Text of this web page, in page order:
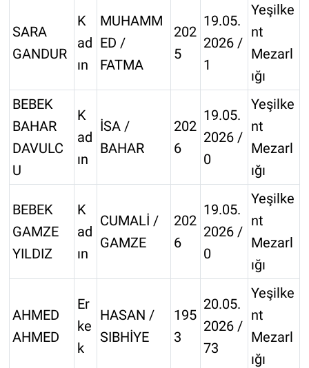
SARA
GANDUR
K
ad
ın
MUHAMM
ED /
FATMA
202
5
19.05.
2026 /
1
Yeşilke
nt
Mezarl
ığı
BEBEK
BAHAR
DAVULC
U
K
ad
ın
İSA /
BAHAR
202
6
19.05.
2026 /
0
Yeşilke
nt
Mezarl
ığı
BEBEK
GAMZE
YILDIZ
K
ad
ın
CUMALİ /
GAMZE
202
6
19.05.
2026 /
0
Yeşilke
nt
Mezarl
ığı
AHMED
AHMED
Er
ke
k
HASAN /
SIBHİYE
195
3
20.05.
2026 /
73
Yeşilke
nt
Mezarl
ığı